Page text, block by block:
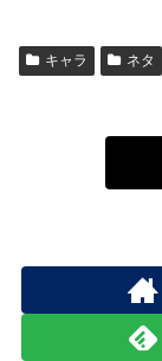
キャラ ネタ